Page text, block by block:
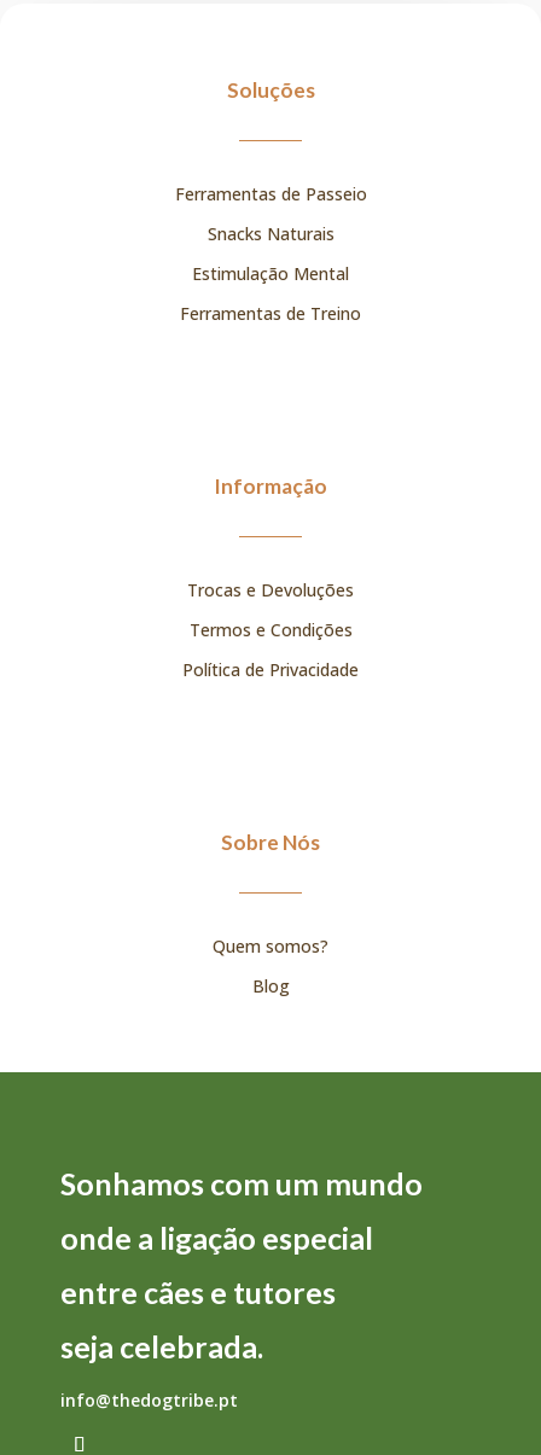
Soluções
Ferramentas de Passeio
Snacks Naturais
Estimulação Mental
Ferramentas de Treino
Informação
Trocas e Devoluções
Termos e Condições
Política de Privacidade
Sobre Nós
Quem somos?
Blog
Sonhamos com um mundo
onde a ligação especial
entre cães e tutores
seja celebrada.
info@thedogtribe.pt